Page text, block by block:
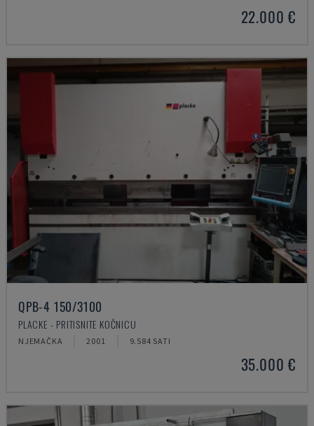
22.000 €
QPB-4 150/3100
PLACKE - PRITISNITE KOČNICU
NJEMAČKA 2001 9.584 SATI
35.000 €